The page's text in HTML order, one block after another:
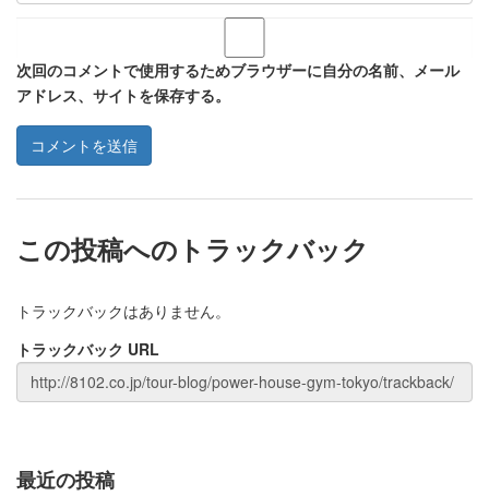
次回のコメントで使用するためブラウザーに自分の名前、メール
アドレス、サイトを保存する。
この投稿へのトラックバック
トラックバックはありません。
トラックバック URL
最近の投稿